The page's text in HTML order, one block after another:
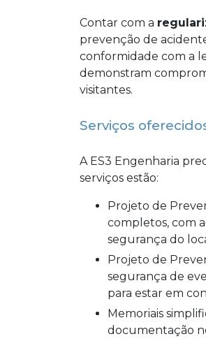
Contar com a
prevenção de
conformidade com a
demonstram
visitantes.
Serviços
A ES3 Engenharia
serviços estão:
Projeto de Prevenção e Combate a Incêndio: A ES3 Engenharia oferece serviços
completos, com
segurança do
Projeto de Prevenção e Combate a Incêndio para eventos temporários: Pensando na
segurança de
para estar em
Memoriais simplificados para o Corpo de Bombeiros: A empresa cuida de toda a
documentação